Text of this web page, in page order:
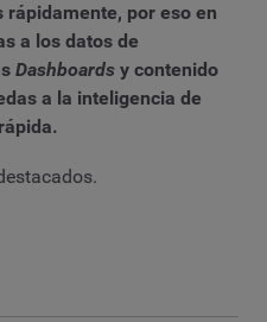
por eso en
a los datos de
Dashboards y contenido
a la inteligencia de